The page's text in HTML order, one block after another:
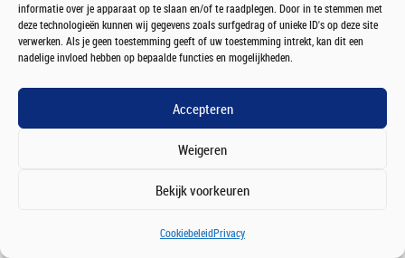
informatie over je apparaat op te slaan en/of te raadplegen. Door in te stemmen met
deze technologieën kunnen wij gegevens zoals surfgedrag of unieke ID's op deze site
verwerken. Als je geen toestemming geeft of uw toestemming intrekt, kan dit een
nadelige invloed hebben op bepaalde functies en mogelijkheden.
Accepteren
Weigeren
Bekijk voorkeuren
CookiebeleidPrivacy